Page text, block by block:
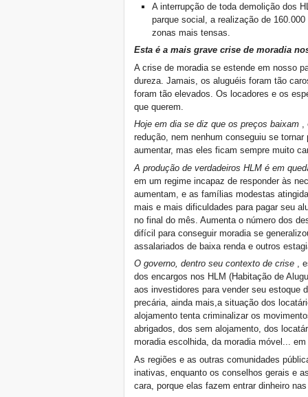
A interrupção de toda demolição dos
parque social, a realização de
zonas mais tensas.
Esta é a mais grave crise de moradia
A crise de moradia se estende em nosso
dureza. Jamais, os aluguéis foram tão
foram tão elevados. Os locadores e os
que querem.
Hoje em dia se diz que os preços baixam ,
redução, nem nenhum conseguiu se
aumentar, mas eles ficam sempre muito
A produção de verdadeiros HLM é em
em um regime incapaz de responder às
aumentam, e as famílias modestas
mais e mais dificuldades para pagar seu
no final do mês. Aumenta o número dos
difícil para conseguir moradia se
assalariados de baixa renda e outros
O governo, dentro seu contexto de crise ,
dos encargos nos HLM (Habitação de
aos investidores para vender seu estoque
precária, ainda mais,a situação dos
alojamento tenta criminalizar os
abrigados, dos sem alojamento, dos
moradia escolhida, da moradia móvel...
As regiões e as outras comunidades
inativas, enquanto os conselhos gerais e
cara, porque elas fazem entrar dinheiro